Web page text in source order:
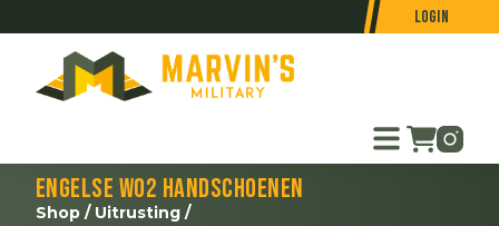
Login
Engelse WO2 handschoenen
Shop / Uitrusting /